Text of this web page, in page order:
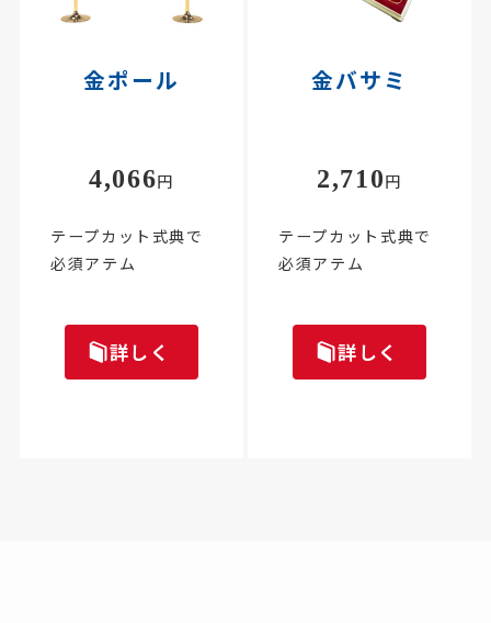
金ポール
4,066円
テープカット式典で
必須アテム
詳しく
金バサミ
2,710円
テープカット式典で
必須アテム
詳しく